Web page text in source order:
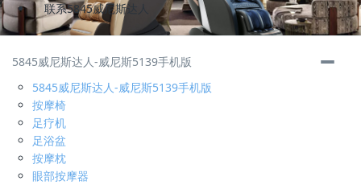
联系5845威尼斯达人
5845威尼斯达人-威尼斯5139手机版
5845威尼斯达人-威尼斯5139手机版
按摩椅
足疗机
足浴盆
按摩枕
眼部按摩器
储备干部 3000-4000
招聘人数 3
发布时间:
申请
运营总监